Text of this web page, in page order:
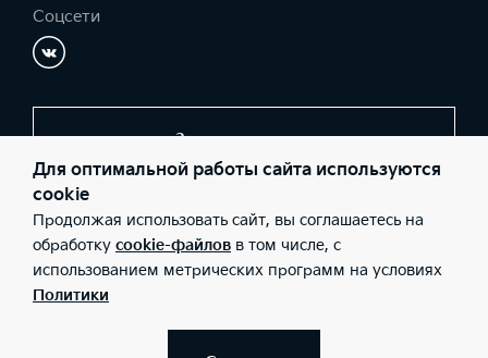
Соцсети
Заказать звонок
© 2026 Юридические лица ООО «Черномор Авто» (Фактический
адрес: Симферополь, с. Белоглинка ул. Салгирная, 33; Телефон:
+7 (978)010-10-33; ИНН: 9102008982; ОГРН: 1149102012410),
ООО «Киа Россия и СНГ» (Фактический адрес: г.Москва, Валовая
26; Телефон: 8 800 301 08 80; ИНН: 7728674093; ОГРН:
5087746291760) ведут деятельность на территории РФ в
соответствующих моделях и комплектациях и их наличии, ценах,
Для оптимальной работы сайта используются
cookie
Продолжая использовать сайт, вы соглашаетесь на
обработку cookie-файлов в том числе, с
использованием метрических программ на условиях
Политики